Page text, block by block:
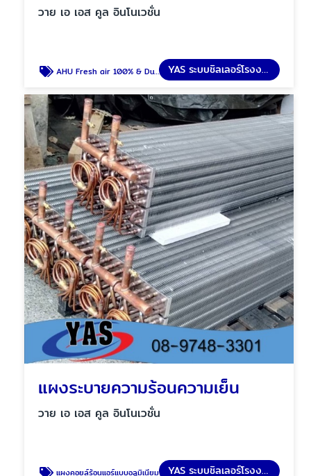
วาย เอ เอส คูล อินโนเวชั่น
AHU Fresh air 100% & Duct booth paint room YAS ระบบชิลเลอร์โรงงาน
แผงระบายความร้อนความเย็น
วาย เอ เอส คูล อินโนเวชั่น
แผงคอยล์ร้อนแอร์แบบอลูมิเนียม YAS ระบบชิลเลอร์โรงงาน